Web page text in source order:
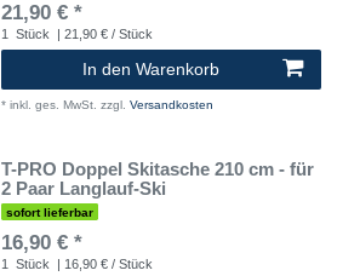
21,90 € *
1 Stück | 21,90 € / Stück
In den Warenkorb
* inkl. ges. MwSt. zzgl. Versandkosten
T-PRO Doppel Skitasche 210 cm - für
2 Paar Langlauf-Ski
sofort lieferbar
16,90 € *
1 Stück | 16,90 € / Stück